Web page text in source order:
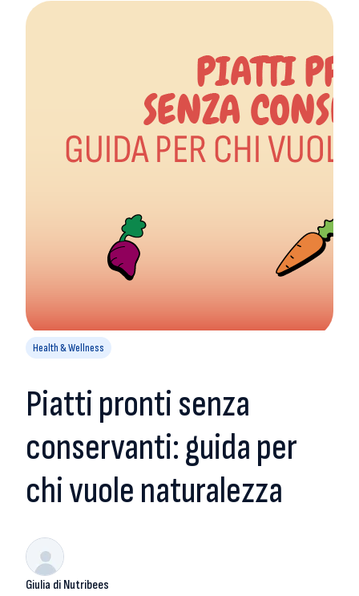
Health & Wellness
Piatti pronti senza
conservanti: guida per
chi vuole naturalezza
Giulia di Nutribees